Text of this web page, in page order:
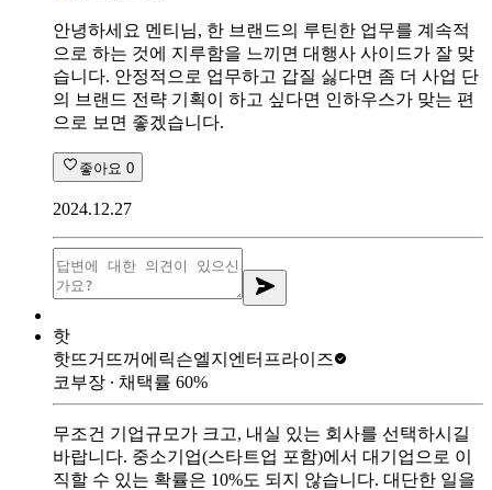
안녕하세요 멘티님, 한 브랜드의 루틴한 업무를 계속적
으로 하는 것에 지루함을 느끼면 대행사 사이드가 잘 맞
습니다. 안정적으로 업무하고 갑질 싫다면 좀 더 사업 단
의 브랜드 전략 기획이 하고 싶다면 인하우스가 맞는 편
으로 보면 좋겠습니다.
좋아요 0
2024.12.27
핫
핫뜨거뜨꺼 에릭슨엘지엔터프라이즈
코부장 ∙ 채택률 60%
무조건 기업규모가 크고, 내실 있는 회사를 선택하시길
바랍니다. 중소기업(스타트업 포함)에서 대기업으로 이
직할 수 있는 확률은 10%도 되지 않습니다. 대단한 일을